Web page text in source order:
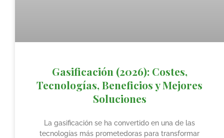
Gasificación (2026): Costes,
Tecnologías, Beneficios y Mejores
Soluciones
La gasificación se ha convertido en una de las
tecnologías más prometedoras para transformar